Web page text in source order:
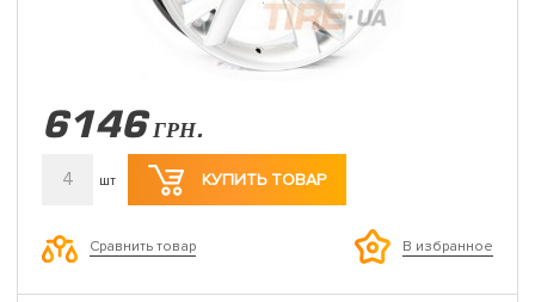
6146 ГРН.
4 шт КУПИТЬ ТОВАР
Сравнить товар В избранное